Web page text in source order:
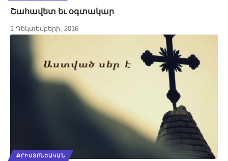
Շահավետ եւ օգտակար
1 Դեկտեմբերի, 2016
ՔՐԻՍՏՈՆԵԱԿԱՆ